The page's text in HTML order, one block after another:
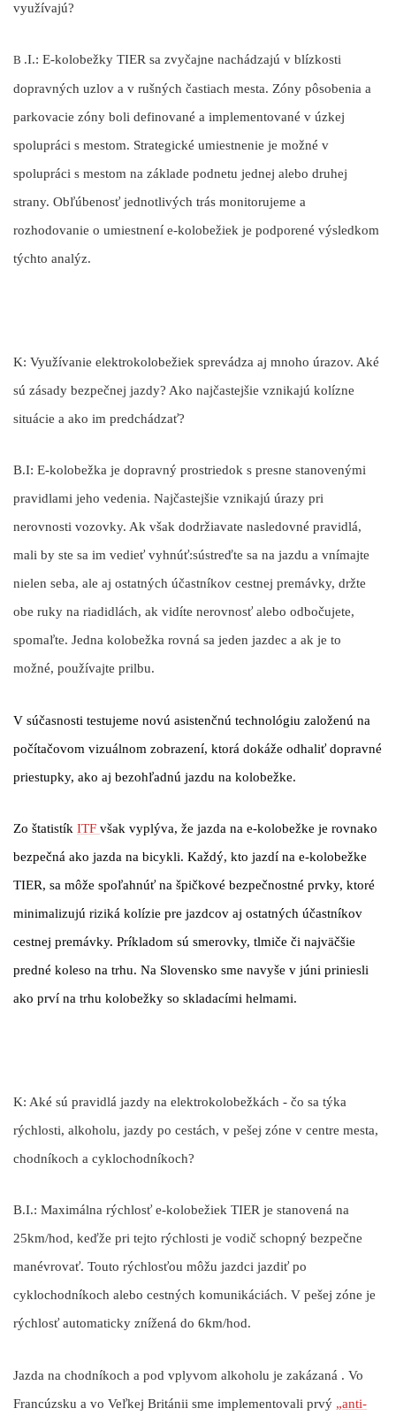
využívajú?
B .I.: E-kolobežky TIER sa zvyčajne nachádzajú v blízkosti
dopravných uzlov a v rušných častiach mesta. Zóny pôsobenia a
parkovacie zóny boli definované a implementované v úzkej
spolupráci s mestom. Strategické umiestnenie je možné v
spolupráci s mestom na základe podnetu jednej alebo druhej
strany. Obľúbenosť jednotlivých trás monitorujeme a
rozhodovanie o umiestnení e-kolobežiek je podporené výsledkom
týchto analýz.
K: Využívanie elektrokolobežiek sprevádza aj mnoho úrazov. Aké
sú zásady bezpečnej jazdy? Ako najčastejšie vznikajú kolízne
situácie a ako im predchádzať?
B.I: E-kolobežka je dopravný prostriedok s presne stanovenými
pravidlami jeho vedenia. Najčastejšie vznikajú úrazy pri
nerovnosti vozovky. Ak však dodržiavate nasledovné pravidlá,
mali by ste sa im vedieť vyhnúť:sústreďte sa na jazdu a vnímajte
nielen seba, ale aj ostatných účastníkov cestnej premávky, držte
obe ruky na riadidlách, ak vidíte nerovnosť alebo odbočujete,
spomaľte. Jedna kolobežka rovná sa jeden jazdec a ak je to
možné, používajte prilbu.
V súčasnosti testujeme novú asistenčnú technológiu založenú na
počítačovom vizuálnom zobrazení, ktorá dokáže odhaliť dopravné
priestupky, ako aj bezohľadnú jazdu na kolobežke.
Zo štatistík ITF však vyplýva, že jazda na e-kolobežke je rovnako
bezpečná ako jazda na bicykli. Každý, kto jazdí na e-kolobežke
TIER, sa môže spoľahnúť na špičkové bezpečnostné prvky, ktoré
minimalizujú riziká kolízie pre jazdcov aj ostatných účastníkov
cestnej premávky. Príkladom sú smerovky, tlmiče či najväčšie
predné koleso na trhu. Na Slovensko sme navyše v júni priniesli
ako prví na trhu kolobežky so skladacími helmami.
K: Aké sú pravidlá jazdy na elektrokolobežkách - čo sa týka
rýchlosti, alkoholu, jazdy po cestách, v pešej zóne v centre mesta,
chodníkoch a cyklochodníkoch?
B.I.: Maximálna rýchlosť e-kolobežiek TIER je stanovená na
25km/hod, keďže pri tejto rýchlosti je vodič schopný bezpečne
manévrovať. Touto rýchlosťou môžu jazdci jazdiť po
cyklochodníkoch alebo cestných komunikáciách. V pešej zóne je
rýchlosť automaticky znížená do 6km/hod.
Jazda na chodníkoch a pod vplyvom alkoholu je zakázaná . Vo
Francúzsku a vo Veľkej Británii sme implementovali prvý „anti-